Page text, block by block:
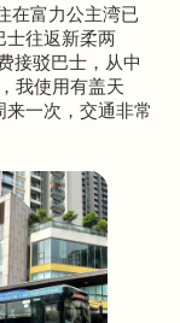
在富力公主湾已
士往返新柔两
接驳巴士，从中
我使用有盖天
一次，交通非常